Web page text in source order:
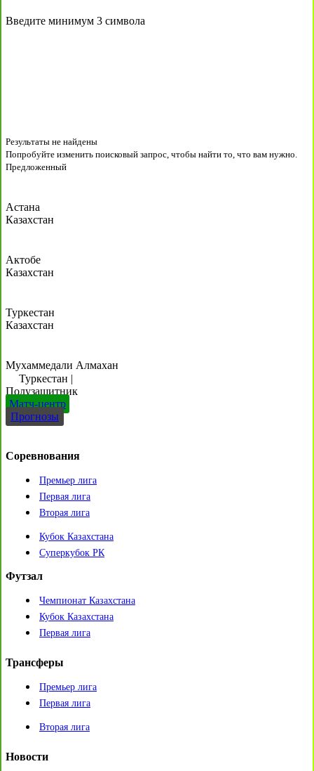
Введите минимум 3 символа
Результаты не найдены
Попробуйте изменить поисковый запрос, чтобы найти то, что вам нужно.
Предложенный
Астана
Казахстан
Актобе
Казахстан
Туркестан
Казахстан
Мухаммедали Алмахан
Туркестан |
Полузащитник
Матч-центр
Прогнозы
Соревнования
Премьер лига
Первая лига
Вторая лига
Кубок Казахстана
Суперкубок РК
Футзал
Чемпионат Казахстана
Кубок Казахстана
Первая лига
Трансферы
Премьер лига
Первая лига
Вторая лига
Новости